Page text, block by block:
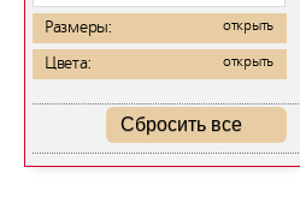
Размеры: открыть
Цвета: открыть
Сбросить все